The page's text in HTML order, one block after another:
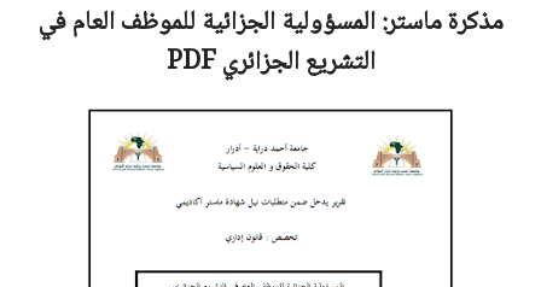
مذكرة ماستر:المسؤولية الجزائية للموظف العام في
التشريع الجزائريPDF